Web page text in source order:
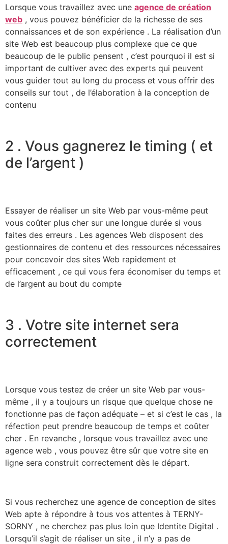
Lorsque vous travaillez avec une agence de création
web , vous pouvez bénéficier de la richesse de ses
connaissances et de son expérience . La réalisation d’un
site Web est beaucoup plus complexe que ce que
beaucoup de le public pensent , c’est pourquoi il est si
important de cultiver avec des experts qui peuvent
vous guider tout au long du process et vous offrir des
conseils sur tout , de l’élaboration à la conception de
contenu
2 . Vous gagnerez le timing ( et
de l’argent )
Essayer de réaliser un site Web par vous-même peut
vous coûter plus cher sur une longue durée si vous
faites des erreurs . Les agences Web disposent des
gestionnaires de contenu et des ressources nécessaires
pour concevoir des sites Web rapidement et
efficacement , ce qui vous fera économiser du temps et
de l’argent au bout du compte
3 . Votre site internet sera
correctement
Lorsque vous testez de créer un site Web par vous-
même , il y a toujours un risque que quelque chose ne
fonctionne pas de façon adéquate – et si c’est le cas , la
réfection peut prendre beaucoup de temps et coûter
cher . En revanche , lorsque vous travaillez avec une
agence web , vous pouvez être sûr que votre site en
ligne sera construit correctement dès le départ.
Si vous recherchez une agence de conception de sites
Web apte à répondre à tous vos attentes à TERNY-
SORNY , ne cherchez pas plus loin que Identite Digital .
Lorsqu’il s’agit de réaliser un site , il n’y a pas de